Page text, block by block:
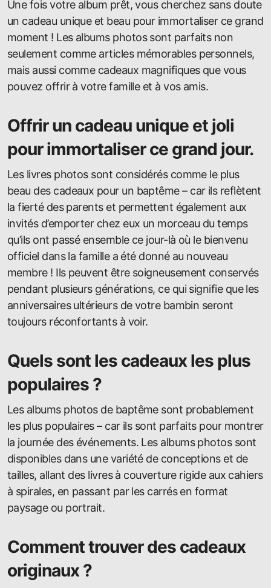
Une fois votre album prêt, vous cherchez sans doute
un cadeau unique et beau pour immortaliser ce grand
moment ! Les albums photos sont parfaits non
seulement comme articles mémorables personnels,
mais aussi comme cadeaux magnifiques que vous
pouvez offrir à votre famille et à vos amis.
Offrir un cadeau unique et joli
pour immortaliser ce grand jour.
Les livres photos sont considérés comme le plus
beau des cadeaux pour un baptême – car ils reflètent
la fierté des parents et permettent également aux
invités d’emporter chez eux un morceau du temps
qu’ils ont passé ensemble ce jour-là où le bienvenu
officiel dans la famille a été donné au nouveau
membre ! Ils peuvent être soigneusement conservés
pendant plusieurs générations, ce qui signifie que les
anniversaires ultérieurs de votre bambin seront
toujours réconfortants à voir.
Quels sont les cadeaux les plus
populaires ?
Les albums photos de baptême sont probablement
les plus populaires – car ils sont parfaits pour montrer
la journée des événements. Les albums photos sont
disponibles dans une variété de conceptions et de
tailles, allant des livres à couverture rigide aux cahiers
à spirales, en passant par les carrés en format
paysage ou portrait.
Comment trouver des cadeaux
originaux ?